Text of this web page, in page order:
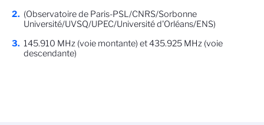
(Observatoire de Paris-PSL/CNRS/Sorbonne
Université/UVSQ/UPEC/Université d'Orléans/ENS)
145.910 MHz (voie montante) et 435.925 MHz (voie
descendante)